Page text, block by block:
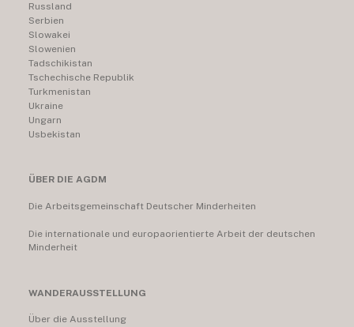
Russland
Serbien
Slowakei
Slowenien
Tadschikistan
Tschechische Republik
Turkmenistan
Ukraine
Ungarn
Usbekistan
ÜBER DIE AGDM
Die Arbeitsgemeinschaft Deutscher Minderheiten
Die internationale und europaorientierte Arbeit der deutschen
Minderheit
WANDERAUSSTELLUNG
Über die Ausstellung